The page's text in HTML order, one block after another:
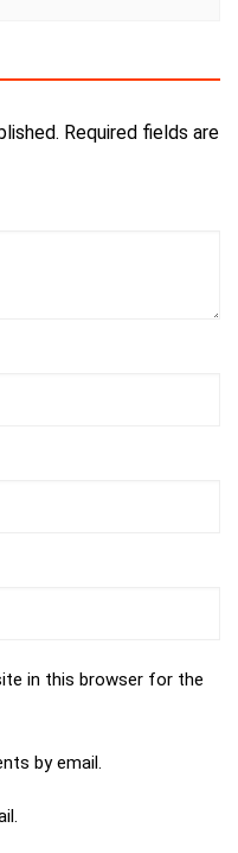
Required fields are
in this browser for the
by email.